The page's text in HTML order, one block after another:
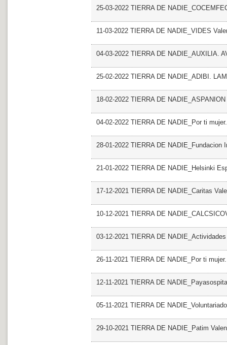
25-03-2022 TIERRA DE
11-03-2022 TIERRA DE NADIE_VIDES
04-03-2022 TIERRA DE NADIE_AUXILIA.
25-02-2022 TIERRA DE NADIE_ADIBI.
18-02-2022 TIERRA DE NADIE_ASPANION
04-02-2022 TIERRA DE NADIE_Por ti
28-01-2022 TIERRA DE NADIE_Fundacion
21-01-2022 TIERRA DE NADIE_Helsinki
17-12-2021 TIERRA DE NADIE_Caritas
10-12-2021 TIERRA DE
03-12-2021 TIERRA DE
26-11-2021 TIERRA DE NADIE_Por ti
12-11-2021 TIERRA DE
05-11-2021 TIERRA DE
29-10-2021 TIERRA DE NADIE_Patim